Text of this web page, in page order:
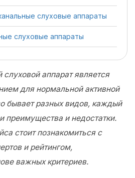
слуховые аппараты
слуховые аппараты
аппарат является
для нормальной активной
бывает разных видов, каждый
преимущества и недостатки.
стоит познакомиться с
и рейтингом,
важных критериев.